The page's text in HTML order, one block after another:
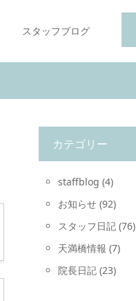
スタッフブログ
カテゴリー
staffblog (4)
お知らせ (92)
スタッフ日記 (76)
天満橋情報 (7)
院長日記 (23)